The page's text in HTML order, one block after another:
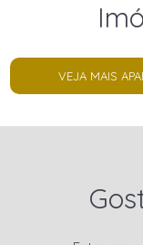
VEJA MAIS